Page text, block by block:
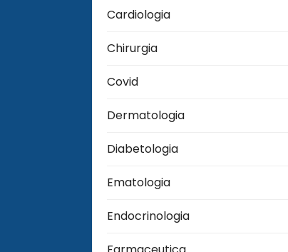
Cardiologia
Chirurgia
Covid
Dermatologia
Diabetologia
Ematologia
Endocrinologia